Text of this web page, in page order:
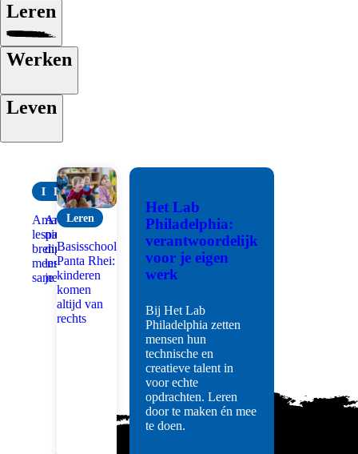
Leren
Werken
Leven
Amarant:
lespakket
brengt
mensen
samen
Leren
Amarant:
nieuwe
dingen
leren op
je werk
Leren
Basisschool
Panta Rhei:
kinderen
komen
altijd van
rechts
Leren
Het Lab
Philadelphia:
verantwoordelijk
voor je eigen
werk
Bij Het Lab
Philadelphia zetten
mensen hun
technische en
creatieve talent in
voor echte
opdrachten. Leren
door te maken én mee
te doen.